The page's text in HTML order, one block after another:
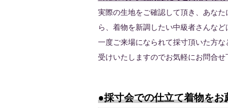
実際の生地をご確認して頂き、あな
ら、着物を新調したい中級者さんなど
一度ご来場になられて採寸頂いた方
受けいたしますのでお気軽にお問合せ
●採寸会での仕立て着物をお